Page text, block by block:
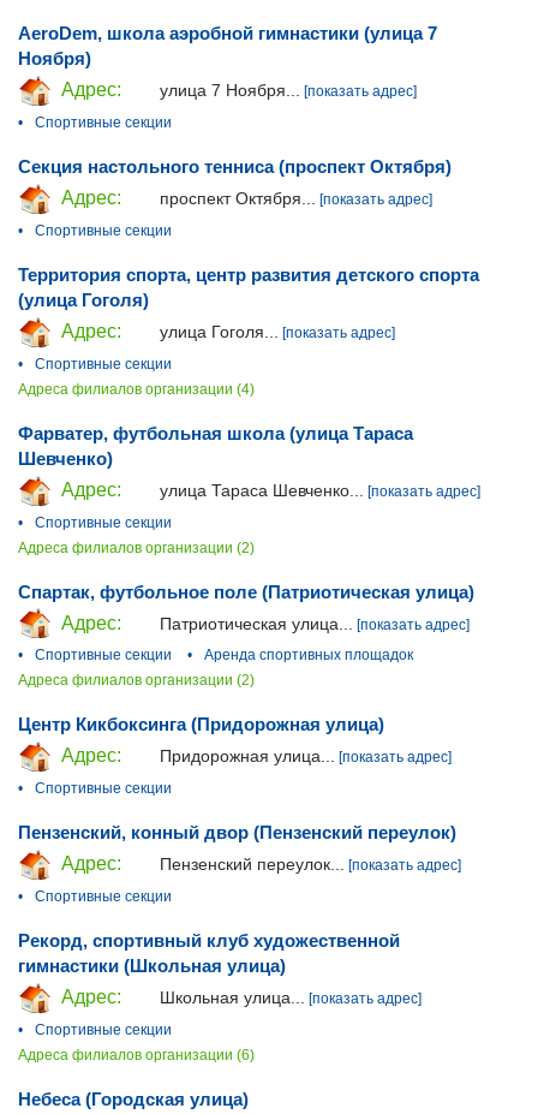
AeroDem, школа аэробной гимнастики (улица 7
Ноября)
Адрес:
улица 7 Ноября... [показать адрес]
•
Спортивные секции
Секция настольного тенниса (проспект Октября)
Адрес:
проспект Октября... [показать адрес]
•
Спортивные секции
Территория спорта, центр развития детского спорта
(улица Гоголя)
Адрес:
улица Гоголя...
[показать адрес]
•
Спортивные секции
Адреса филиалов организации (4)
Фарватер, ​футбольная школа (улица Тараса
Шевченко)
Адрес:
улица Тараса Шевченко...
[показать адрес]
•
Спортивные секции
Адреса филиалов организации (2)
Спартак, футбольное поле (Патриотическая улица)
Адрес:
Патриотическая улица...
[показать адрес]
•
Спортивные секции •
Аренда спортивных площадок
Адреса филиалов организации (2)
Центр Кикбоксинга (Придорожная улица)
Адрес:
Придорожная улица... [показать адрес]
•
Спортивные секции
Пензенский, конный двор (Пензенский переулок)
Адрес:
Пензенский переулок...
[показать адрес]
•
Спортивные секции
Рекорд, спортивный клуб художественной
гимнастики (Школьная улица)
Адрес:
Школьная улица...
[показать адрес]
•
Спортивные секции
Адреса филиалов организации (6)
Небеса (Городская улица)